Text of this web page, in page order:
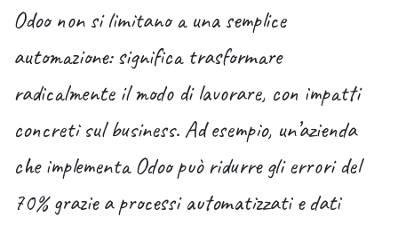
Odoo non si limitano a una semplice
automazione: significa trasformare
radicalmente il modo di lavorare, con impatti
concreti sul business. Ad esempio, un’azienda
che implementa Odoo può ridurre gli errori del
70% grazie a processi automatizzati e dati